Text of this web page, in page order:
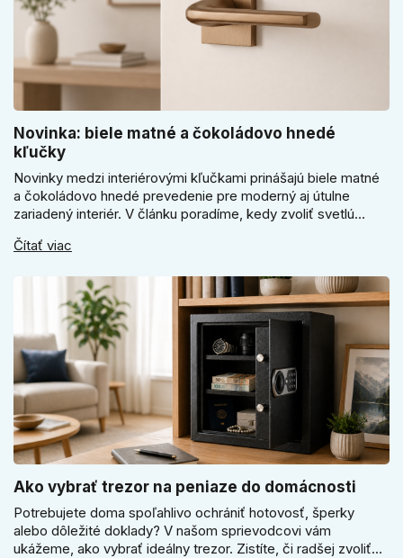
Novinka: biele matné a čokoládovo hnedé
kľučky
Novinky medzi interiérovými kľučkami prinášajú biele matné
a čokoládovo hnedé prevedenie pre moderný aj útulne
zariadený interiér. V článku poradíme, kedy zvoliť svetlú
ako vyberať medzi okrúhlym a štvorcovým štítom. Nové
Čítať viac
Ako vybrať trezor na peniaze do domácnosti
Potrebujete doma spoľahlivo ochrániť hotovosť, šperky
alebo dôležité doklady? V našom sprievodcovi vám
ukážeme, ako vybrať ideálny trezor. Zistíte, či radšej zvoliť